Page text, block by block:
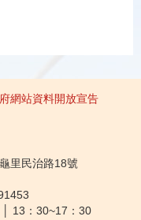
網站資料開放宣告
里民治路18號
13：30~17：30